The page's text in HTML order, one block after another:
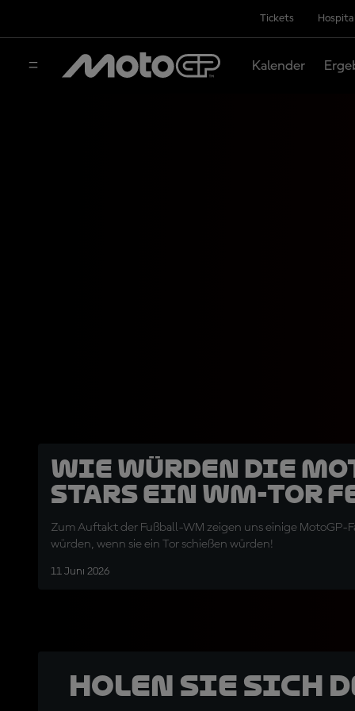
Tickets
Kalender
Wie würden die
Stars ein WM-Tor
Zum Auftakt der Fußball-WM zeigen uns einige MotoGP-
würden, wenn sie ein Tor schießen würden!
11 Juni 2026
Holen Sie sich